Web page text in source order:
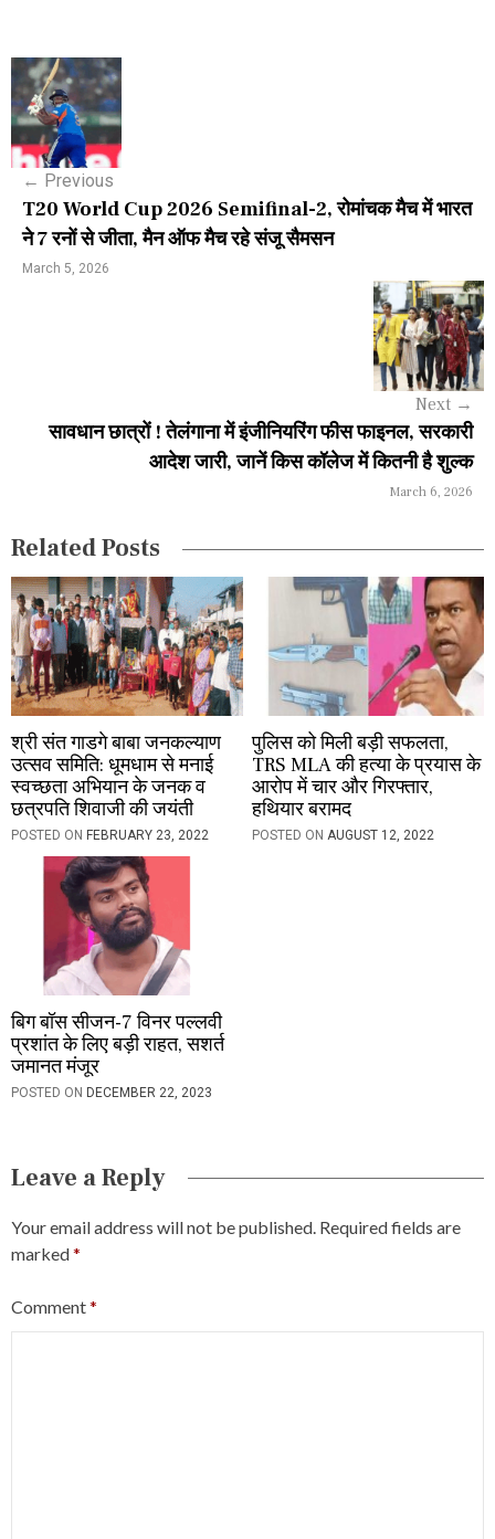
P
o
s
n
a
o
n
← Previous
T20 World Cup 2026 Semifinal-2, रोमांचक मैच में भारत
ने 7 रनों से जीता, मैन ऑफ मैच रहे संजू सैमसन
March 5, 2026
Next →
सावधान छात्रों ! तेलंगाना में इंजीनियरिंग फीस फाइनल, सरकारी
आदेश जारी, जानें किस कॉलेज में कितनी है शुल्क
March 6, 2026
Related Posts
श्री संत गाडगे बाबा जनकल्याण
उत्सव समिति: धूमधाम से मनाई
स्वच्छता अभियान के जनक व
छत्रपति शिवाजी की जयंती
POSTED ON FEBRUARY 23, 2022
पुलिस को मिली बड़ी सफलता,
TRS MLA की हत्या के प्रयास के
आरोप में चार और गिरफ्तार,
हथियार बरामद
POSTED ON AUGUST 12, 2022
बिग बॉस सीजन-7 विनर पल्लवी
प्रशांत के लिए बड़ी राहत, सशर्त
जमानत मंजूर
POSTED ON DECEMBER 22, 2023
Leave a Reply
Your email address will not be published. Required fields are
marked*
Comment*